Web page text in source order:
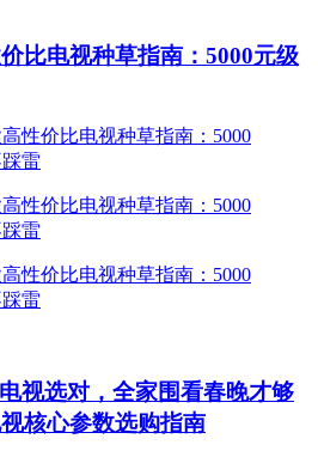
比电视种草指南：5000元级
视选对，全家围看春晚才够
核心参数选购指南